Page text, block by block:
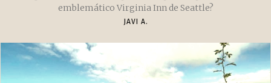
emblemático Virginia Inn de Seattle?
JAVI A.